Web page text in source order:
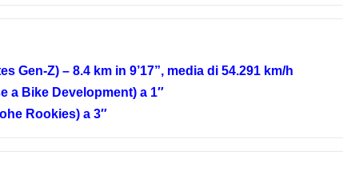
Gen-Z) – 8.4 km in 9’17”, media di 54.291 km/h
a Bike Development) a 1″
Rookies) a 3″